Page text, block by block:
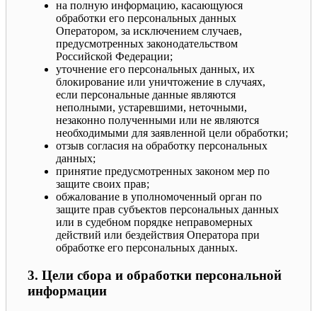
на полную информацию, касающуюся
обработки его персональных данных
Оператором, за исключением случаев,
предусмотренных законодательством
Российской Федерации;
уточнение его персональных данных, их
блокирование или уничтожение в случаях,
если персональные данные являются
неполными, устаревшими, неточными,
незаконно полученными или не являются
необходимыми для заявленной цели обработки;
отзыв согласия на обработку персональных
данных;
принятие предусмотренных законом мер по
защите своих прав;
обжалование в уполномоченный орган по
защите прав субъектов персональных данных
или в судебном порядке неправомерных
действий или бездействия Оператора при
обработке его персональных данных.
3. Цели сбора и обработки персональной
информации